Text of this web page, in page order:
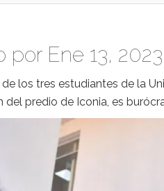
por Ene 13, 2023
de los tres estudiantes de la
del predio de Iconia, es